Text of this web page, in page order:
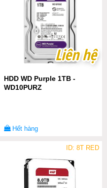
Liên hệ
Liên hệ
HDD WD Purple 1TB -
WD10PURZ
Hết hàng
ID: 8T RED